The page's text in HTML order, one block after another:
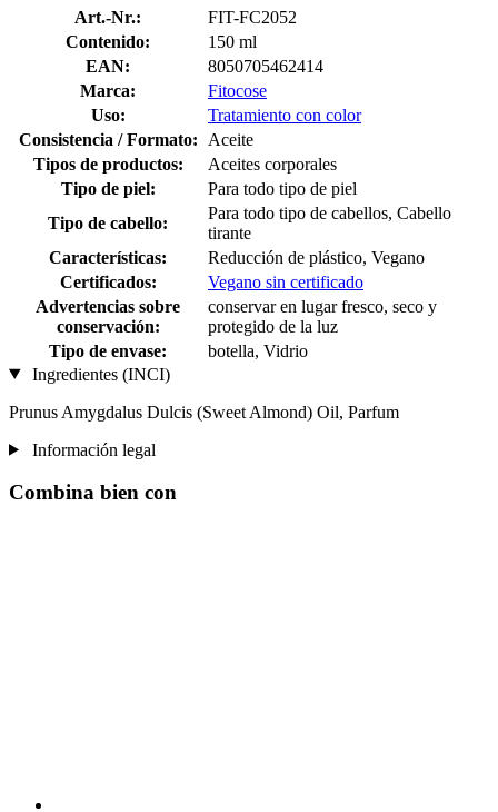
Art.-Nr.:
FIT-FC2052
Contenido:
150 ml
EAN:
8050705462414
Marca:
Fitocose
Uso:
Tratamiento con color
Consistencia / Formato:
Aceite
Tipos de productos:
Aceites corporales
Tipo de piel:
Para todo tipo de piel
Tipo de cabello:
Para todo tipo de cabellos, Cabello
tirante
Características:
Reducción de plástico, Vegano
Certificados:
Vegano sin certificado
Advertencias sobre
conservación:
conservar en lugar fresco, seco y
protegido de la luz
Tipo de envase:
botella, Vidrio
Ingredientes (INCI)
Prunus Amygdalus Dulcis (Sweet Almond) Oil, Parfum
Información legal
Combina bien con